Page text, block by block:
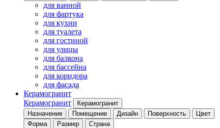
для ванной
для фартука
для кухни
для туалета
для гостиной
для улицы
для балкона
для бассейна
для коридора
для фасада
Керамогранит
Керамогранит
Керамогранит
Назначение
Помещение Дизайн Поверхность
Цвет
Форма
Размер Страна